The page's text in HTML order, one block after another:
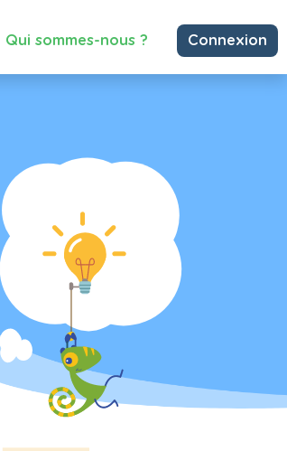
Qui sommes-nous ? Connexion